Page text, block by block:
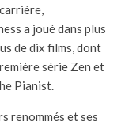
a joué dans plus
de dix films, dont
série Zen et
Pianist.
renommés et ses